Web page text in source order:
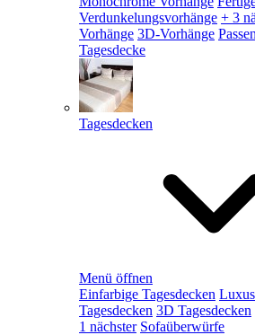
Verdunkelungsvorhänge + 3
Vorhänge 3D-Vorhänge
Tagesdecke
Tagesdecken
Menü öffnen
Einfarbige Tagesdecken
Tagesdecken 3D Tagesdecken
1 nächster Sofaüberwürfe